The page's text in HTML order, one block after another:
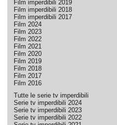
Film imperdibili 2019
Film imperdibili 2018
Film imperdibili 2017
Film 2024
Film 2023
Film 2022
Film 2021
Film 2020
Film 2019
Film 2018
Film 2017
Film 2016
Tutte le serie tv imperdibili
Serie tv imperdibili 2024
Serie tv imperdibili 2023
Serie tv imperdibili 2022